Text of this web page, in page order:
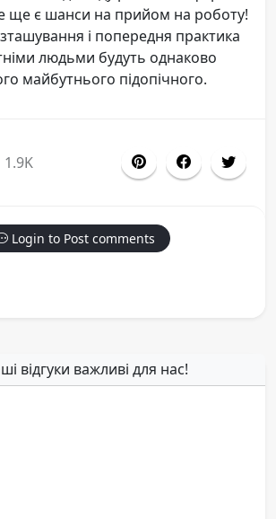
ще є шанси на прийом на роботу!
і попередня практика
людьми будуть однаково
майбутнього підопічного.
1.9K
Login to Post comments
відгуки важливі для нас!